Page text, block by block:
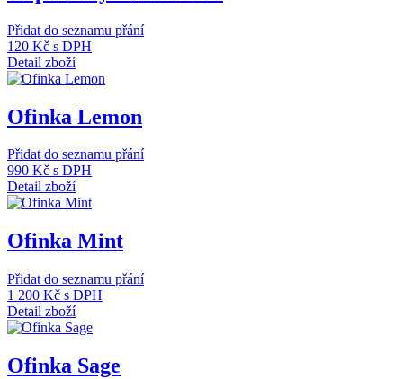
Přidat do seznamu přání
120 Kč s DPH
Detail zboží
Ofinka Lemon
Přidat do seznamu přání
990 Kč s DPH
Detail zboží
Ofinka Mint
Přidat do seznamu přání
1 200 Kč s DPH
Detail zboží
Ofinka Sage